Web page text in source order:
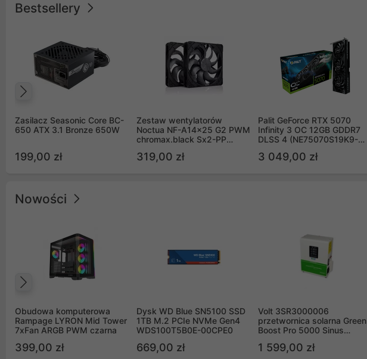
Bestsellery
Zasilacz Seasonic Core BC-
650 ATX 3.1 Bronze 650W
199,00 zł
Zestaw wentylatorów
Noctua NF-A14x25 G2 PWM
chromax.black Sx2-PP
(2szt)
319,00 zł
Palit GeForce RTX 5070
Infinity 3 OC 12GB GDDR7
DLSS 4 (NE75070S19K9-
3 049,00 zł
Nowości
Obudowa komputerowa
Rampage LYRON Mid Tower
7xFan ARGB PWM czarna
399,00 zł
Dysk WD Blue SN5100 SSD
1TB M.2 PCIe NVMe Gen4
WDS100T5B0E-00CPE0
669,00 zł
Volt 3SR3000006
przetwornica solarna Green
Boost Pro 5000 Sinus
1 599,00 zł